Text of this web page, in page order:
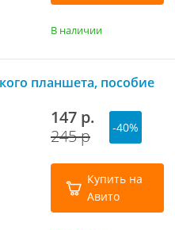
В наличии
планшета, пособие
147 р.
245 р
-40%
Купить на
Авито